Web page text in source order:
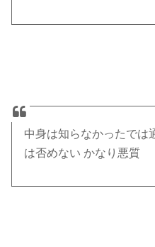
中身は知らなかったでは
は否めない かなり悪質